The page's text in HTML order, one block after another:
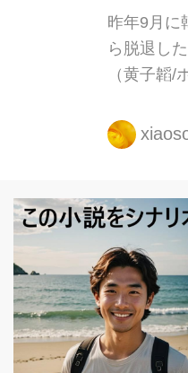
す。 監督
『共犯』
ロンジー
昨年9月に
ら脱退し
（黄子韜/
氏の青春
像」を実
ートする
の映画の
身者であ
玉]）で、
未経験だ
っていた
れ、バイ